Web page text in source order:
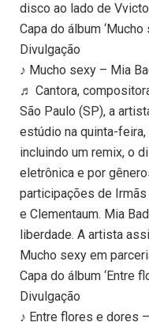
disco ao lado de
Capa do álbum
Divulgação
♪ Mucho sexy – Mia
♬ Cantora,
São Paulo (SP), a
estúdio na quinta-
incluindo um remix, o
eletrônica e por
participações de Irmãs
e Clementaum. Mia
liberdade. A artista
Mucho sexy em
Capa do álbum ‘Entre
Divulgação
♪ Entre flores e dores